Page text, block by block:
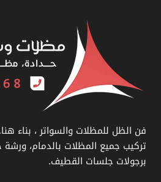
فن الظل للمظلات والسواتر ، بناء
تركيب جميع المظلات بالدمام، ورشة
برجولات جلسات القطيف.